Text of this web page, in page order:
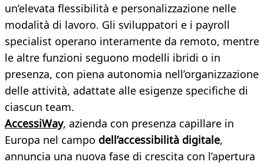
un’elevata flessibilità e personalizzazione nelle
modalità di lavoro. Gli sviluppatori e i payroll
specialist operano interamente da remoto, mentre
le altre funzioni seguono modelli ibridi o in
presenza, con piena autonomia nell’organizzazione
delle attività, adattate alle esigenze specifiche di
ciascun team.
AccessiWay, azienda con presenza capillare in
Europa nel campo dell’accessibilità digitale,
annuncia una nuova fase di crescita con l’apertura